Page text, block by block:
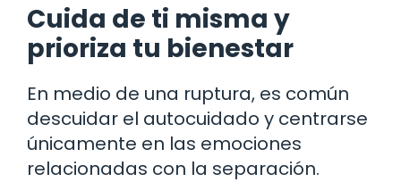
Cuida de ti misma y
prioriza tu bienestar
En medio de una ruptura, es común
descuidar el autocuidado y centrarse
únicamente en las emociones
relacionadas con la separación.